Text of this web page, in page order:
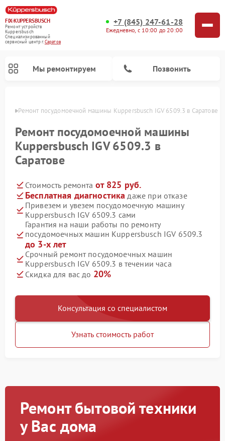
FIX-KUPPERSBUSCH
Ремонт устройств
Kuppersbusch
Специализированный
cервисный центр г.Саратов
+7 (845) 247-61-28
Ежедневно, с 10:00 до 20:00
Мы ремонтируем Позвонить
Ремонт посудомоечной машины Kuppersbusch IGV 6509.3 в Саратове
Ремонт посудомоечной машины
Kuppersbusch IGV 6509.3 в
Саратове
Стоимость ремонта от 825 руб.
Бесплатная диагностика даже при отказе
Привезем и увезем посудомоечную машину
Kuppersbusch IGV 6509.3 сами
Гарантия на наши работы по ремонту
посудомоечных машин Kuppersbusch IGV 6509.3
до 3-х лет
Срочный ремонт посудомоечных машин
Kuppersbusch IGV 6509.3 в течении часа
Скидка для вас до 20%
Консультация со специалистом
Узнать стоимость работ
Ремонт бытовой техники
у Вас дома